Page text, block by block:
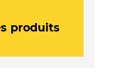
produits